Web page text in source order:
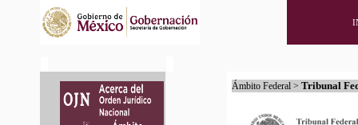
Ámbito Federal > Tribunal